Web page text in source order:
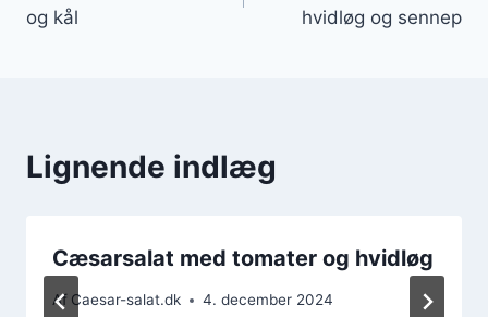
og kål
hvidløg og sennep
Lignende indlæg
Cæsarsalat med tomater og hvidløg
Af Caesar-salat.dk 4. december 2024